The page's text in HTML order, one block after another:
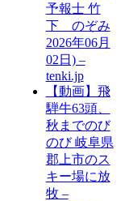
予報士 竹
下 のぞみ
2026年06月
02日) –
tenki.jp
【動画】飛
騨牛63頭、
秋までのび
のび 岐阜県
郡上市のス
キー場に放
牧 –